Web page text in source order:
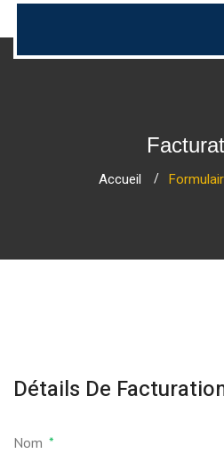
Accueil
Détails De
Nom *